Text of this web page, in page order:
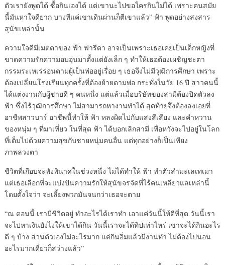
ตัวเรายังพูดได้ ซื้อกินเองได้ แต่เขานะไปขอใครกินไม่ได้ เพราะคนสมัย
นี้มันหาใจดียาก บางทีแค่เขาเดินผ่านก็ตีเขาแล้ว” ฟ้า พูดอย่างสงสาร
สุนัขเหล่านั้น
ความใจดีมีเมตตาของ ฟ้า ฟารีดา อาจเป็นเพราะเธอเคยเป็นเด็กหญิงที่
ขาดความรักความอบอุ่นมาตั้งแต่ยังเล็ก ๆ ทำให้เธอต้องเผชิญชะตา
กรรมระเหเร่ร่อนตามผู้เป็นพ่ออยู่เรื่อย ๆ เธอจึงไม่มีวุฒิการศึกษา เพราะ
ต้องเปลี่ยนโรงเรียนทุกครั้งที่ต้องย้ายตามพ่อ กระทั่งในวัย 16 ปี สาวคนนี้
ได้แต่งงานกับผู้ชายดี ๆ คนหนึ่ง แต่แล้วเมื่อบริษัทของสามีต้องปิดตัวลง
ฟ้า ซึ่งไร้วุฒิการศึกษา ไม่สามารถหางานทำได้ สุดท้ายจึงต้องลงเอยที่
อาชีพสาวบาร์ อาชีพนี้ทำให้ ฟ้า หลงผิดไปกับแสงสีเสียง และคำหวาน
ของหนุ่ม ๆ ที่มาเที่ยว ในที่สุด ฟ้า ได้บอกเลิกสามี เพื่อหวังจะไปอยู่ในโลก
ที่เต็มไปด้วยความสุขกับชายหนุ่มคนอื่น แต่ทุกอย่างก็เป็นเพียง
ภาพลวงตา
ชีวิตที่เกือบจะพังพินาศในช่วงหนึ่ง ไม่ได้ทำให้ ฟ้า ทำตัวสำมะเลเทเมา
แต่เธอเลือกที่จะแบ่งปันความรักให้สุนัขจรจัดที่ไร้คนเหลียวแลเหล่านี้
โดยตั้งใจว่า จะเลี้ยงพวกมันจนกว่าเธอจะตาย
“ณ ตอนนี้ เรามีชีวิตอยู่ ทำอะไรได้เราทำ เอาแค่วันนี้ให้ดีที่สุด วันนี้เรา
จะไปหาเงินยังไงให้เขาได้กิน วันนี้เราจะได้ทิปเท่าไหร่ เขาจะได้กินอะไร
ดี ๆ บ้าง ส่วนตัวเองไม่อะไรมาก แค่กินอิ่มแล้วมีงานทำ ไม่ต้องไปนอน
อะไรมากเดี๋ยวก็สว่างแล้ว”